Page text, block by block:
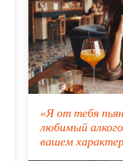
«Я от тебя
любимый
вашем